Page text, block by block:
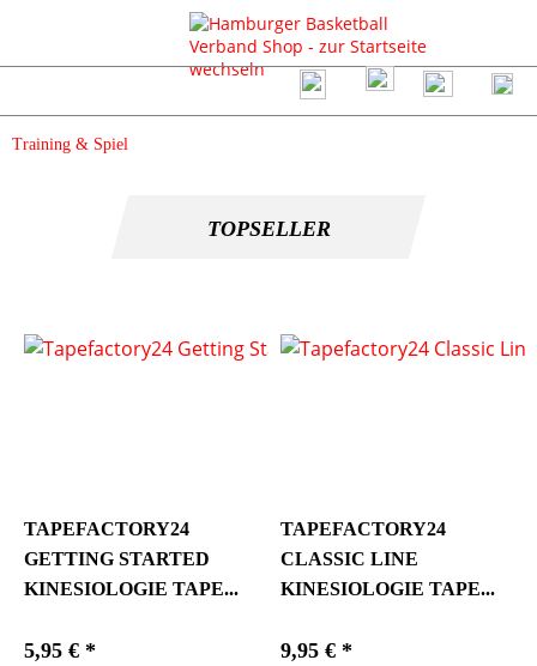
Training & Spiel
TOPSELLER
TAPEFACTORY24
GETTING STARTED
KINESIOLOGIE TAPE...
5,95 € *
TAPEFACTORY24
CLASSIC LINE
KINESIOLOGIE TAPE...
9,95 € *